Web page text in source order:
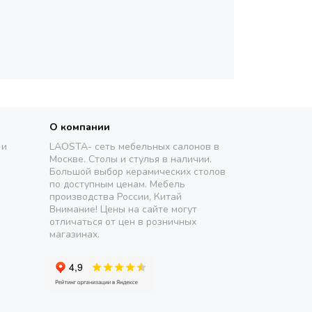
О компании
LAOSTA- сеть мебельных салонов в
Москве. Столы и стулья в наличии.
Большой выбор керамических столов
по доступным ценам. Мебель
производства России, Китай
Внимание! Цены на сайте могут
отличаться от цен в розничных
магазинах.